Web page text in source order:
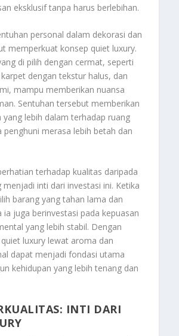
eksklusif tanpa harus berlebihan.
personal dalam dekorasi dan
memperkuat konsep quiet luxury.
di pilih dengan cermat, seperti
dengan tekstur halus, dan
mampu memberikan nuansa
Sentuhan tersebut memberikan
yang lebih dalam terhadap ruang
penghuni merasa lebih betah dan
terhadap kualitas daripada
inti dari investasi ini. Ketika
barang yang tahan lama dan
ia juga berinvestasi pada kepuasan
yang lebih stabil. Dengan
luxury lewat aroma dan
dapat menjadi fondasi utama
kehidupan yang lebih tenang dan
INTI DARI